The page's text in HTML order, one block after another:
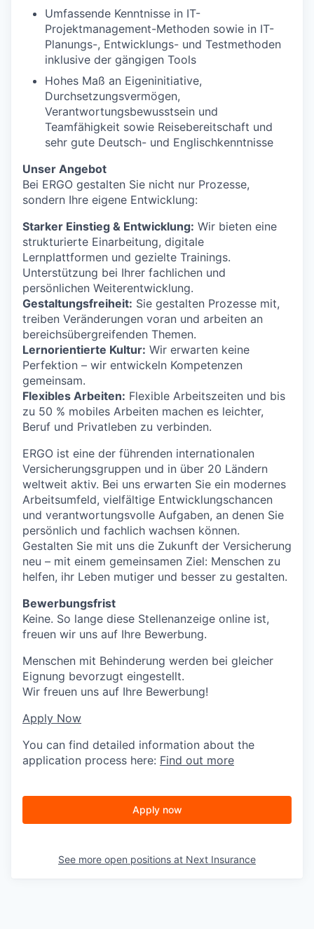
Umfassende Kenntnisse in IT-
Projektmanagement-Methoden sowie in IT-
Planungs-, Entwicklungs- und Testmethoden
inklusive der gängigen Tools
Hohes Maß an Eigeninitiative,
Durchsetzungsvermögen,
Verantwortungsbewusstsein und
Teamfähigkeit sowie Reisebereitschaft und
sehr gute Deutsch- und Englischkenntnisse
Unser Angebot
Bei ERGO gestalten Sie nicht nur Prozesse,
sondern Ihre eigene Entwicklung:
Starker Einstieg & Entwicklung: Wir bieten eine
strukturierte Einarbeitung, digitale
Lernplattformen und gezielte Trainings.
Unterstützung bei Ihrer fachlichen und
persönlichen Weiterentwicklung.
Gestaltungsfreiheit: Sie gestalten Prozesse mit,
treiben Veränderungen voran und arbeiten an
bereichsübergreifenden Themen.
Lernorientierte Kultur: Wir erwarten keine
Perfektion – wir entwickeln Kompetenzen
gemeinsam.
Flexibles Arbeiten: Flexible Arbeitszeiten und bis
zu 50 % mobiles Arbeiten machen es leichter,
Beruf und Privatleben zu verbinden.
ERGO ist eine der führenden internationalen
Versicherungsgruppen und in über 20 Ländern
weltweit aktiv. Bei uns erwarten Sie ein modernes
Arbeitsumfeld, vielfältige Entwicklungschancen
und verantwortungsvolle Aufgaben, an denen Sie
persönlich und fachlich wachsen können.
Gestalten Sie mit uns die Zukunft der Versicherung
neu – mit einem gemeinsamen Ziel: Menschen zu
helfen, ihr Leben mutiger und besser zu gestalten.
Bewerbungsfrist
Keine. So lange diese Stellenanzeige online ist,
freuen wir uns auf Ihre Bewerbung.
Menschen mit Behinderung werden bei gleicher
Eignung bevorzugt eingestellt.
Wir freuen uns auf Ihre Bewerbung!
Apply Now
You can find detailed information about the
application process here: Find out more
Apply now
See more open positions at Next Insurance